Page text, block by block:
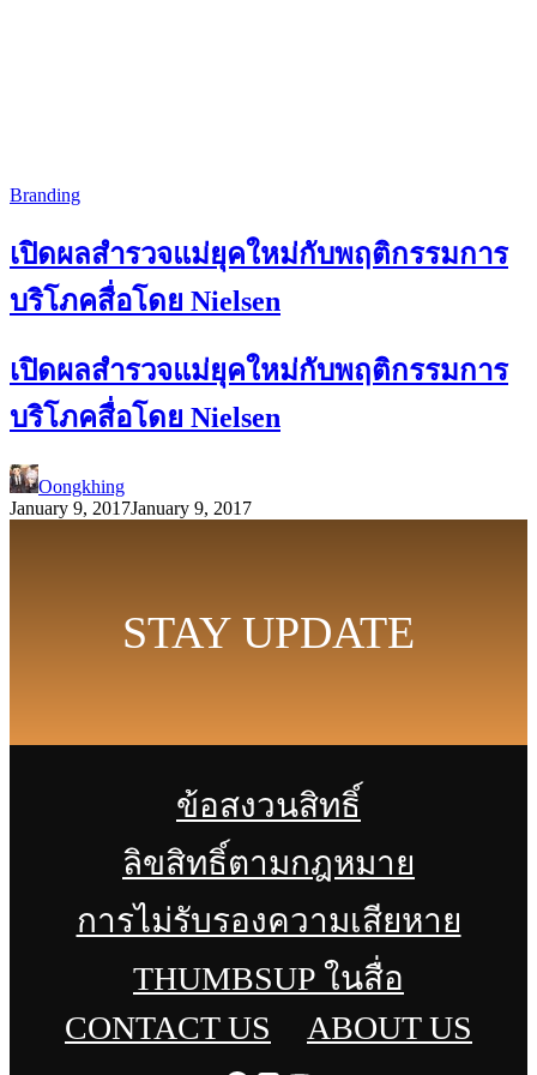
Branding
เปิดผลสำรวจแม่ยุคใหม่กับพฤติกรรมการ
บริโภคสื่อโดย Nielsen
เปิดผลสำรวจแม่ยุคใหม่กับพฤติกรรมการ
บริโภคสื่อโดย Nielsen
Oongkhing
January 9, 2017January 9, 2017
STAY UPDATE
ข้อสงวนสิทธิ์
ลิขสิทธิ์ตามกฎหมาย
การไม่รับรองความเสียหาย
THUMBSUP ในสื่อ
CONTACT US
ABOUT US